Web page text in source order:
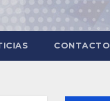
CONTACTO